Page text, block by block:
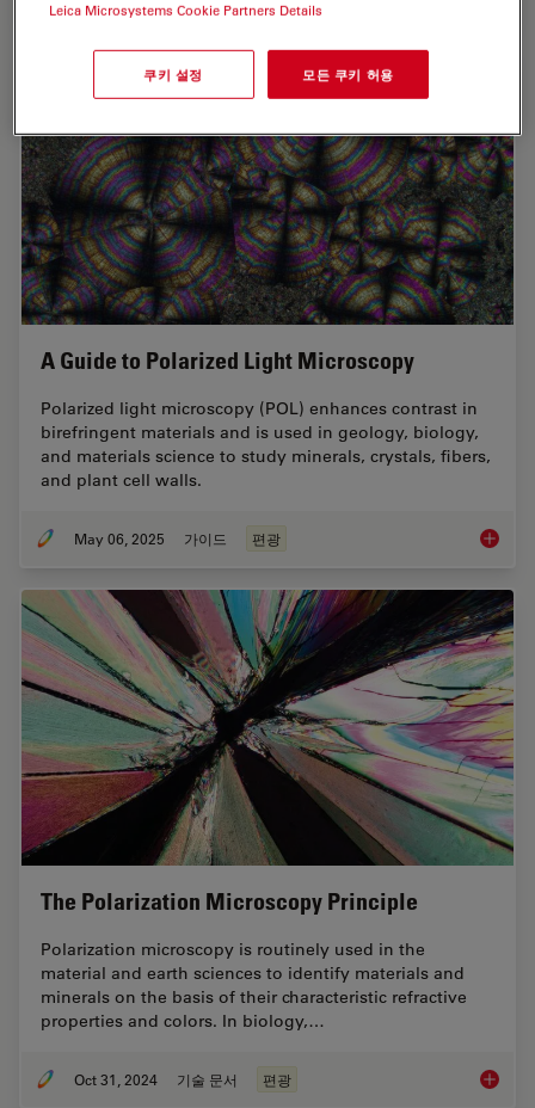
A Guide to Polarized Light Microscopy
Polarized light microscopy (POL) enhances contrast in
birefringent materials and is used in geology, biology,
and materials science to study minerals, crystals, fibers,
and plant cell walls.
May 06, 2025 가이드 편광 A
The Polarization Microscopy Principle
Polarization microscopy is routinely used in the
material and earth sciences to identify materials and
minerals on the basis of their characteristic refractive
properties and colors. In biology,…
Oct 31, 2024 기술 문서 편광 The
Leica Microsystems Cookie Partners Details
쿠키 설정 모든 쿠키 허용